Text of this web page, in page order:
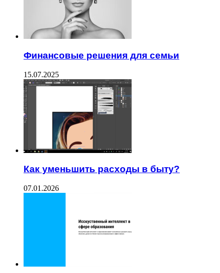
Финансовые решения для семьи
15.07.2025
Как уменьшить расходы в быту?
07.01.2026